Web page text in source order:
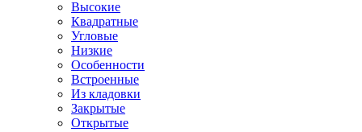
Высокие
Квадратные
Угловые
Низкие
Особенности
Встроенные
Из кладовки
Закрытые
Открытые